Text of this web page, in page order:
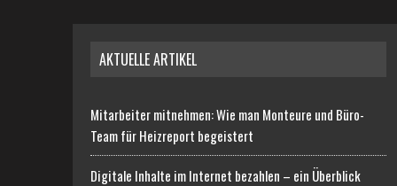
AKTUELLE ARTIKEL
Mitarbeiter mitnehmen: Wie man Monteure und Büro-
Team für Heizreport begeistert
Digitale Inhalte im Internet bezahlen – ein Überblick